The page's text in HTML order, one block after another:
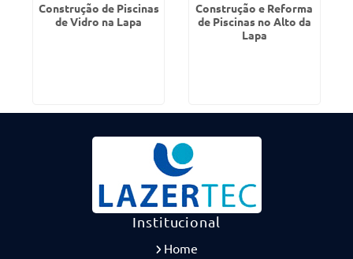
Construção de Piscinas
de Vidro na Lapa
Construção e Reforma
de Piscinas no Alto da
Lapa
Institucional
Home